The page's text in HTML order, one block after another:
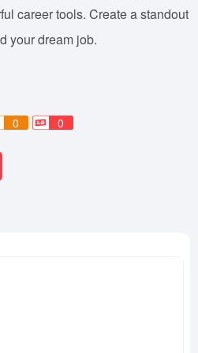
career tools. Create a standout
your dream job.
0 0